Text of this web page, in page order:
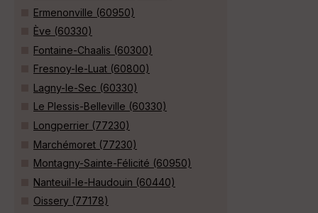
Ermenonville (60950)
Ève (60330)
Fontaine-Chaalis (60300)
Fresnoy-le-Luat (60800)
Lagny-le-Sec (60330)
Le Plessis-Belleville (60330)
Longperrier (77230)
Marchémoret (77230)
Montagny-Sainte-Félicité (60950)
Nanteuil-le-Haudouin (60440)
Oissery (77178)